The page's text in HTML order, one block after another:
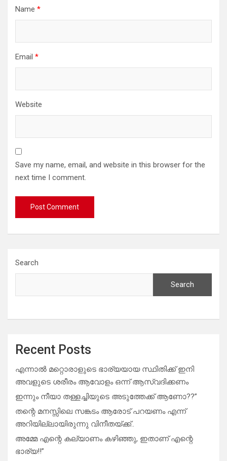
Name *
Email *
Website
Save my name, email, and website in this browser for the
next time I comment.
Search
Search
Recent Posts
എന്നാൽ മറ്റൊരാളുടെ ഭാര്യയായ സ്ഥിതിക്ക് ഇനി
അവളുടെ ശരീരം ആവോളം ഒന്ന് ആസ്വദിക്കണം
ഇന്നും നീയാ തള്ളച്ചിയുടെ അടുത്തേക്ക് ആണോ??”
തന്റെ മനസ്സിലെ സങ്കടം ആരോട് പറയണം എന്ന്
അറിയില്ലായിരുന്നു വിനീതയ്ക്ക്..
അമ്മേ എന്റെ കല്യാണം കഴിഞ്ഞു, ഇതാണ് എന്റെ
ഭാര്യ!!”